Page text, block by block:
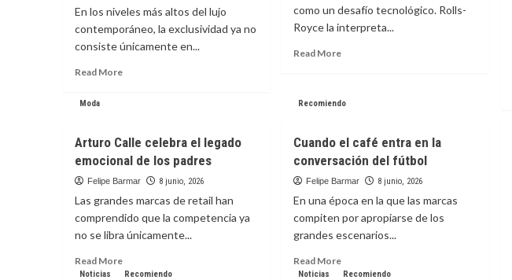
me
recordó
por
Colombia
mundo
de
He-
pantalla
En los niveles más altos del lujo
contemporáneo, la exclusividad ya no
consiste únicamente en...
Read MoreRead
automóvil
se
convierte
patrimonio
cultural
como un desafío tecnológico. Rolls-
Royce la interpreta...
Read MoreRead
Moda
Arturo Calle celebra el legado
emocional de los padres
Felipe Barmar 8 junio, 2026
Las grandes marcas de retail han
comprendido que la competencia ya
no se libra únicamente...
Read MoreRead
more
Recomiendo
Cuando el café entra en la
conversación del fútbol
Felipe Barmar 8 junio, 2026
En una época en la que las marcas
compiten por apropiarse de los
grandes escenarios...
Read MoreRead
more
Noticias Recomiendo Noticias Recomiendo